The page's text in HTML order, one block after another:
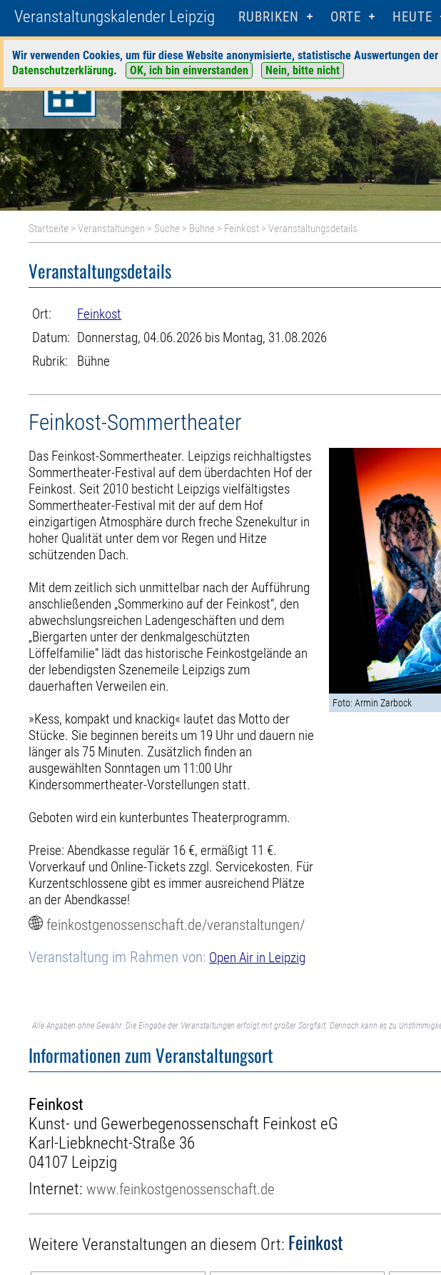
Veranstaltungskalender Leipzig RUBRIKEN ORTE HEUTE
Wir verwenden Cookies, um für diese Website anonymisierte, statistische Auswertungen
Datenschutzerklärung. OK, ich bin einverstanden Nein, bitte nicht
Startseite >Veranstaltungen > Suche > Bühne > Feinkost > Veranstaltungsdetails
Veranstaltungsdetails
Ort:
Feinkost
Datum: Donnerstag, 04.06.2026 bis Montag, 31.08.2026
Rubrik:
Bühne
Feinkost-Sommertheater
Das Feinkost-Sommertheater. Leipzigs reichhaltigstes
Sommertheater-Festival auf dem überdachten Hof der
Feinkost. Seit 2010 besticht Leipzigs vielfältigstes
Sommertheater-Festival mit der auf dem Hof
einzigartigen Atmosphäre durch freche Szenekultur in
hoher Qualität unter dem vor Regen und Hitze
schützenden Dach.
Mit dem zeitlich sich unmittelbar nach der Aufführung
anschließenden „Sommerkino auf der Feinkost“, den
abwechslungsreichen Ladengeschäften und dem
„Biergarten unter der denkmalgeschützten
Löffelfamilie“ lädt das historische Feinkostgelände an
der lebendigsten Szenemeile Leipzigs zum
dauerhaften Verweilen ein.
»Kess, kompakt und knackig« lautet das Motto der
Stücke. Sie beginnen bereits um 19 Uhr und dauern nie
länger als 75 Minuten. Zusätzlich finden an
ausgewählten Sonntagen um 11:00 Uhr
Kindersommertheater-Vorstellungen statt.
Geboten wird ein kunterbuntes Theaterprogramm.
Preise: Abendkasse regulär 16 €, ermäßigt 11 €.
Vorverkauf und Online-Tickets zzgl. Servicekosten. Für
Kurzentschlossene gibt es immer ausreichend Plätze
an der Abendkasse!
feinkostgenossenschaft.de/veranstaltungen/
Veranstaltung im Rahmen von: Open Air in Leipzig
Foto: Armin Zarbock
Alle Angaben ohne Gewähr. Die Eingabe der Veranstaltungen erfolgt mit großer Sorgfalt. Dennoch kann es zu
Informationen zum Veranstaltungsort
Feinkost
Kunst- und Gewerbegenossenschaft Feinkost eG
Karl-Liebknecht-Straße 36
04107 Leipzig
Internet:www.feinkostgenossenschaft.de
Weitere Veranstaltungen an diesem Ort: Feinkost